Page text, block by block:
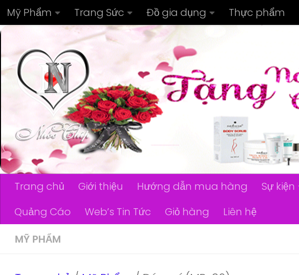
Skip to content
Mỹ Phẩm Trang Sức Đồ gia dụng Thực phẩm
Trang chủ Giới thiệu Hướng dẫn mua hàng Sự kiện
Quảng Cáo
Web’s Tin Tức Giỏ hàng
Liên hệ
MỸ PHẨM